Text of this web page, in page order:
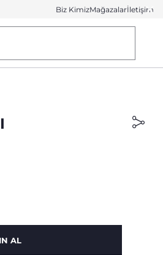
Biz KimizMağazalarİletişim
AL